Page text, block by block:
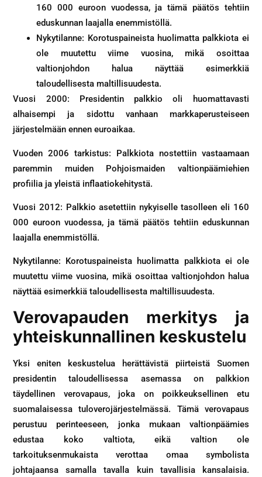
160 000 euroon vuodessa, ja tämä päätös tehtiin
eduskunnan laajalla enemmistöllä.
Nykytilanne: Korotuspaineista huolimatta palkkiota ei
ole muutettu viime vuosina, mikä osoittaa
valtionjohdon halua näyttää esimerkkiä
taloudellisesta maltillisuudesta.
Vuosi 2000: Presidentin palkkio oli huomattavasti
alhaisempi ja sidottu vanhaan markkaperusteiseen
järjestelmään ennen euroaikaa.
Vuoden 2006 tarkistus: Palkkiota nostettiin vastaamaan
paremmin muiden Pohjoismaiden valtionpäämiehien
profiilia ja yleistä inflaatiokehitystä.
Vuosi 2012: Palkkio asetettiin nykyiselle tasolleen eli 160
000 euroon vuodessa, ja tämä päätös tehtiin eduskunnan
laajalla enemmistöllä.
Nykytilanne: Korotuspaineista huolimatta palkkiota ei ole
muutettu viime vuosina, mikä osoittaa valtionjohdon halua
näyttää esimerkkiä taloudellisesta maltillisuudesta.
Verovapauden merkitys ja
yhteiskunnallinen keskustelu
Yksi eniten keskustelua herättävistä piirteistä Suomen
presidentin taloudellisessa asemassa on palkkion
täydellinen verovapaus, joka on poikkeuksellinen etu
suomalaisessa tuloverojärjestelmässä. Tämä verovapaus
perustuu perinteeseen, jonka mukaan valtionpäämies
edustaa koko valtiota, eikä valtion ole
tarkoituksenmukaista verottaa omaa symbolista
johtajaansa samalla tavalla kuin tavallisia kansalaisia.